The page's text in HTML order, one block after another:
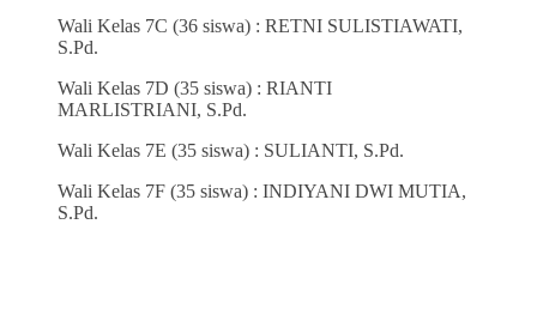
Wali Kelas 7C (36 siswa) : RETNI SULISTIAWATI,
S.Pd.
Wali Kelas 7D (35 siswa) : RIANTI
MARLISTRIANI, S.Pd.
Wali Kelas 7E (35 siswa) : SULIANTI, S.Pd.
Wali Kelas 7F (35 siswa) : INDIYANI DWI MUTIA,
S.Pd.